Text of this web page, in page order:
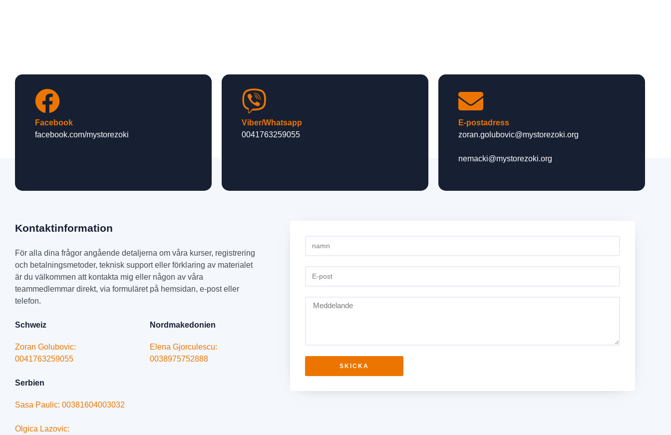
Facebook
facebook.com/mystorezoki
Viber/Whatsapp
0041763259055
E-postadress
zoran.golubovic@mystorezoki.org
nemacki@mystorezoki.org
Kontaktinformation
För alla dina frågor angående detaljerna om våra kurser, registrering
och betalningsmetoder, teknisk support eller förklaring av materialet
är du välkommen att kontakta mig eller någon av våra
teammedlemmar direkt, via formuläret på hemsidan, e-post eller
telefon.
Schweiz
Zoran Golubovic:
0041763259055
Nordmakedonien
Elena Gjorculescu:
0038975752888
Serbien
Sasa Paulic: 00381604003032
Olgica Lazovic:
SKICKA